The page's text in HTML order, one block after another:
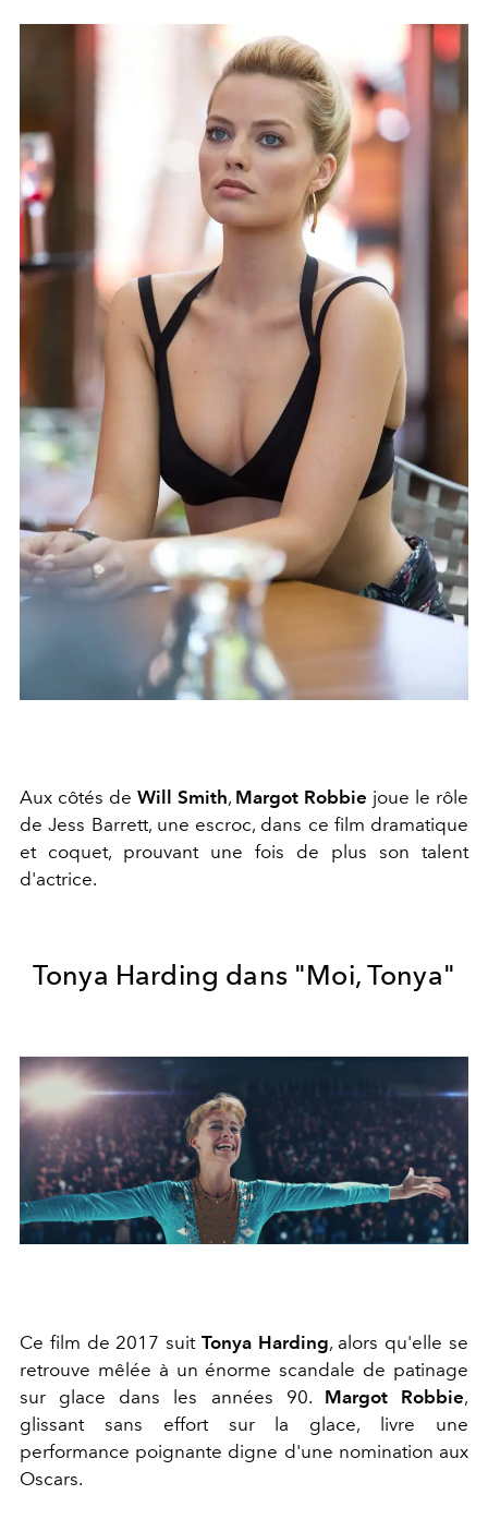
Aux côtés de Will Smith, Margot Robbie joue le rôle
de Jess Barrett, une escroc, dans ce film dramatique
et coquet, prouvant une fois de plus son talent
d'actrice.
Tonya Harding dans "Moi, Tonya"
Ce film de 2017 suit Tonya Harding, alors qu'elle se
retrouve mêlée à un énorme scandale de patinage
sur glace dans les années 90. Margot Robbie,
glissant sans effort sur la glace, livre une
performance poignante digne d'une nomination aux
Oscars.